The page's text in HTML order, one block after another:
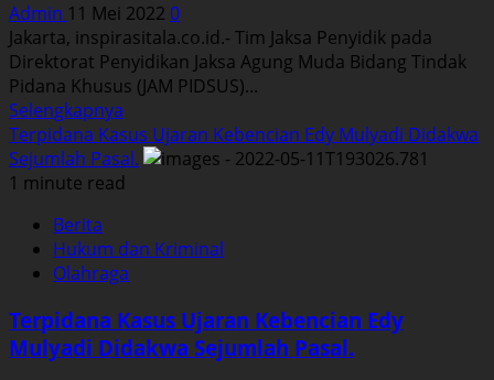
Admin 11 Mei 2022 0
Jakarta, inspirasitala.co.id.- Tim Jaksa Penyidik pada
Direktorat Penyidikan Jaksa Agung Muda Bidang Tindak
Pidana Khusus (JAM PIDSUS)...
Selengkapnya
more
about
Enam
Perkara
Dugaan
Impor
Besi
Terpidana Kasus Ujaran Kebencian Edy Mulyadi Didakwa
Sejumlah Pasal.
1 minute read
Berita
Hukum dan Kriminal
Olahraga
Terpidana Kasus Ujaran Kebencian Edy
Mulyadi Didakwa Sejumlah Pasal.